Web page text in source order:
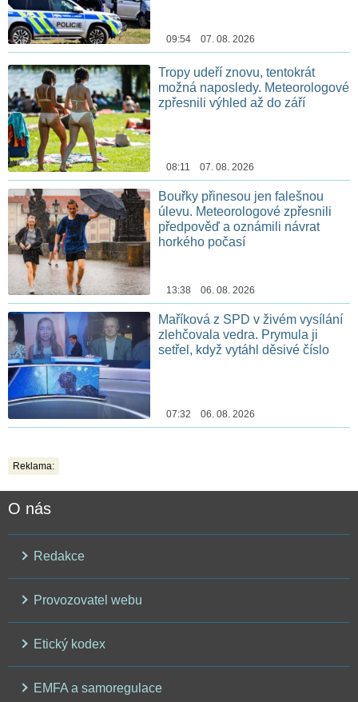
09:54 07. 08. 2026
Tropy udeří znovu, tentokrát
možná naposledy. Meteorologové
zpřesnili výhled až do září
08:11 07. 08. 2026
Bouřky přinesou jen falešnou
úlevu. Meteorologové zpřesnili
předpověď a oznámili návrat
horkého počasí
13:38 06. 08. 2026
Maříková z SPD v živém vysílání
zlehčovala vedra. Prymula ji
setřel, když vytáhl děsivé číslo
07:32 06. 08. 2026
Reklama:
O nás
Redakce
Provozovatel webu
Etický kodex
EMFA a samoregulace